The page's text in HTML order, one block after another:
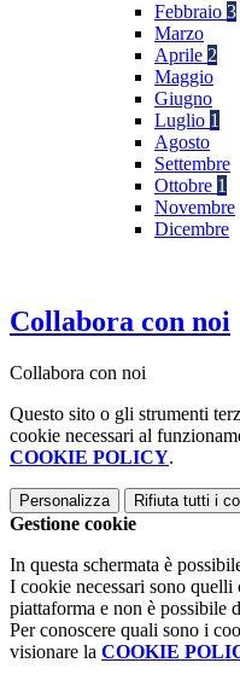
Febbraio 3
Marzo
Aprile 2
Maggio
Giugno
Luglio 1
Agosto
Settembre
Ottobre 1
Novembre
Dicembre
Collabora con noi
Collabora con noi
Questo sito o gli strumenti
cookie necessari al
COOKIE POLICY.
Personalizza Rifiuta tutti i
Gestione cookie
In questa schermata è
I cookie necessari sono
piattaforma e non è possibile
Per conoscere quali sono i
visionare la COOKIE